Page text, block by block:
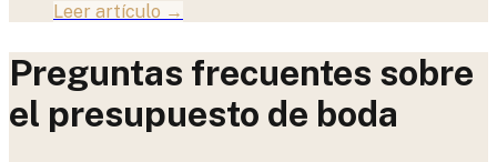
Leer artículo →
Preguntas frecuentes sobre
el presupuesto de boda